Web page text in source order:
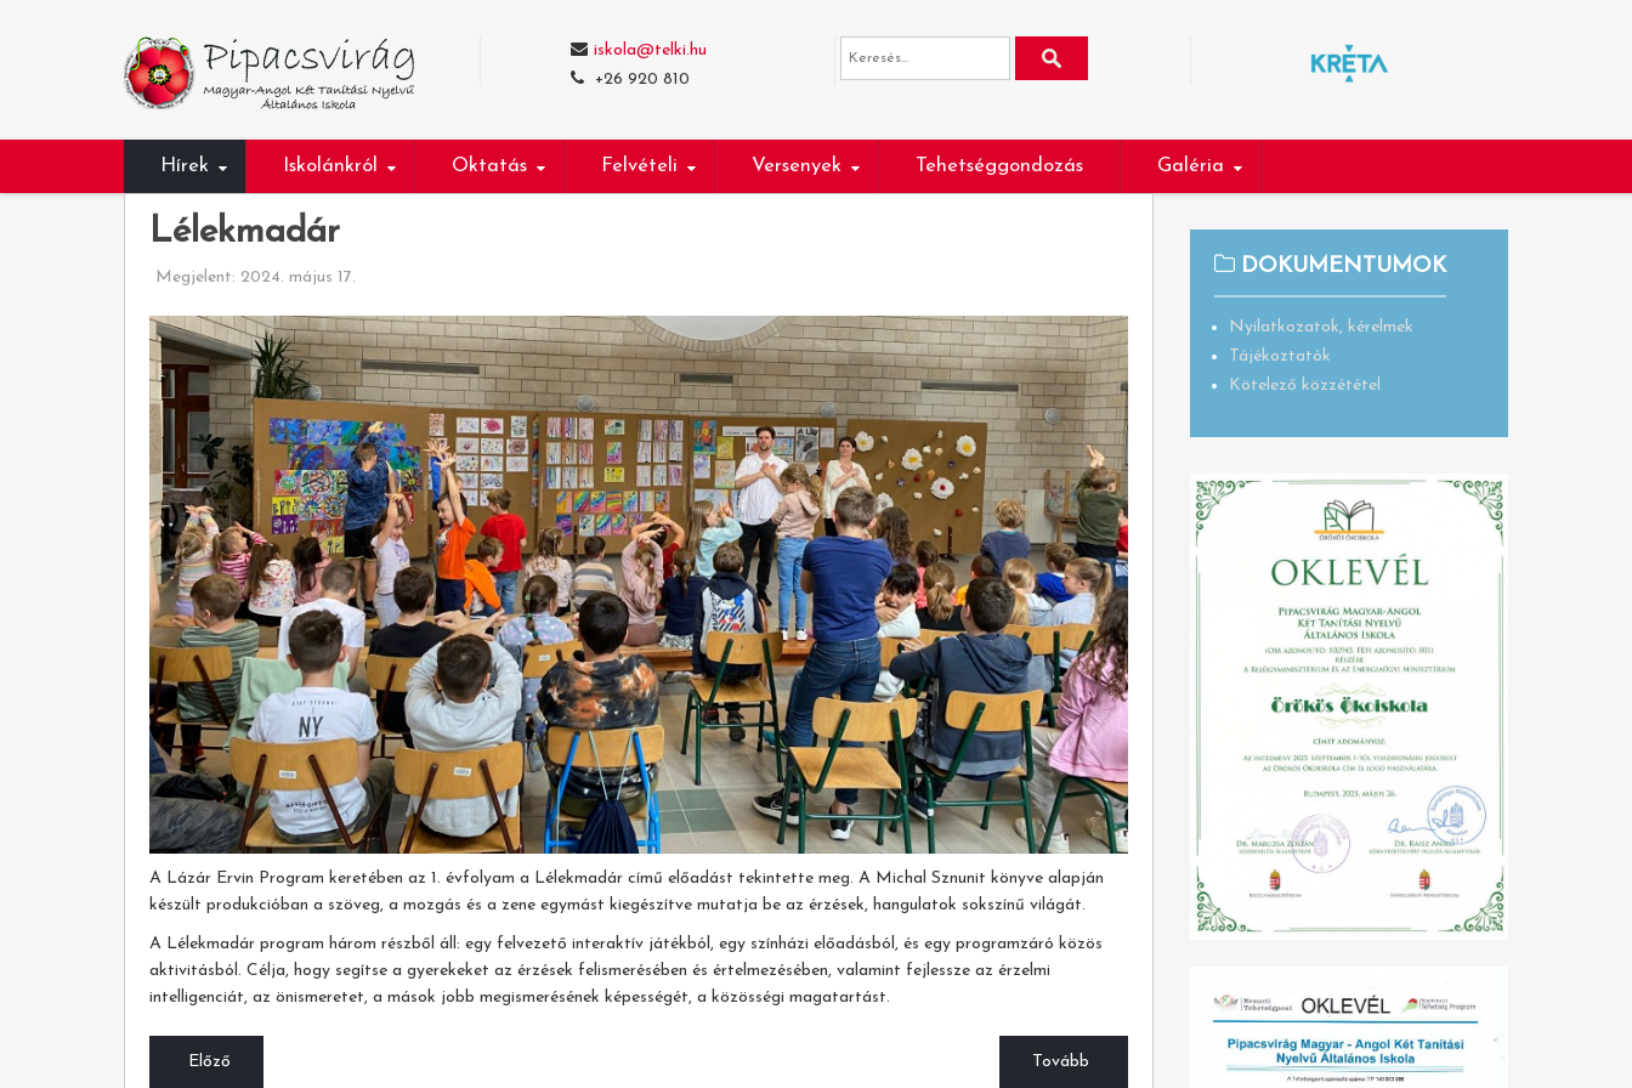
iskola@telki.hu
+26 920 810
Hírek Iskolánkról Oktatás Felvételi Versenyek Tehetséggondozás Galéria
Lélekmadár
Megjelent: 2024. május 17.
A Lázár Ervin Program keretében az 1. évfolyam a Lélekmadár című előadást tekintette meg. A Michal Sznunit könyve alapján
készült produkcióban a szöveg, a mozgás és a zene egymást kiegészítve mutatja be az érzések, hangulatok sokszínű világát.
A Lélekmadár program három részből áll: egy felvezető interaktív játékból, egy színházi előadásból, és egy programzáró közös
aktivitásból. Célja, hogy segítse a gyerekeket az érzések felismerésében és értelmezésében, valamint fejlessze az érzelmi
intelligenciát, az önismeretet, a mások jobb megismerésének képességét, a közösségi magatartást.
Előző Tovább
DOKUMENTUMOK
Nyilatkozatok, kérelmek
Tájékoztatók
Kötelező közzététel